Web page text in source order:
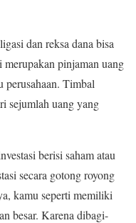
dan reksa dana bisa
merupakan pinjaman uang
perusahaan. Timbal
sejumlah uang yang
berisi saham atau
secara gotong royong
kamu seperti memiliki
besar. Karena dibagi-